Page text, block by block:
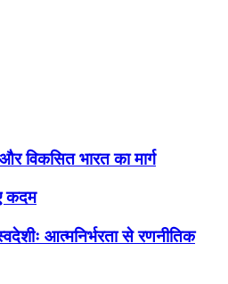
विकसित भारत का मार्ग
कदम
आत्मनिर्भरता से रणनीतिक